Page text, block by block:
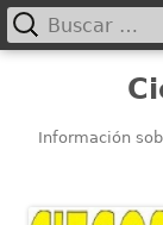
contenido
Información
Menú
principal